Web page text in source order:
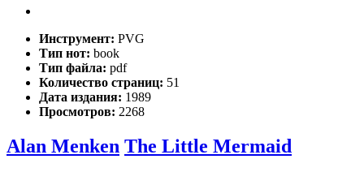
Инструмент: PVG
Тип нот: book
Тип файла: pdf
Количество страниц: 51
Дата издания: 1989
Просмотров: 2268
Alan Menken The Little Mermaid